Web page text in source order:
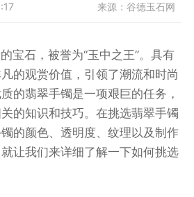
来源：谷德玉石网
宝石，被誉为“玉中之王”。具有
的观赏价值，引领了潮流和时尚
的翡翠手镯是一项艰巨的任务，
的知识和技巧。在挑选翡翠手镯
的颜色、透明度、纹理以及制作
让我们来详细了解一下如何挑选